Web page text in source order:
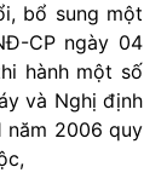
bổ sung một
CP ngày 04
hành một số
và Nghị định
năm 2006 quy